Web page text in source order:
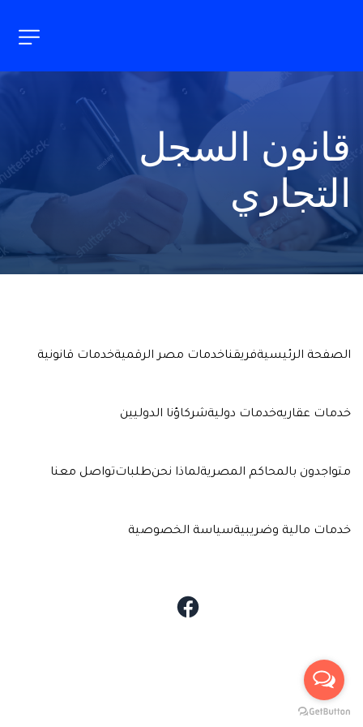
قانون السجل
التجاري
الصفحة الرئيسيةفريقناخدمات مصر الرقميةخدمات قانونية
خدمات عقاريهخدمات دوليةشركاؤنا الدوليين
متواجدون بالمحاكم المصريةلماذا نحنطلباتتواصل معنا
خدمات مالية وضريبيةسياسة الخصوصية